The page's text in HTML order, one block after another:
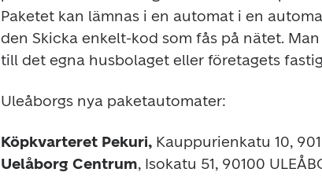
Paketet kan lämnas i en automat i en
den Skicka enkelt-kod som fås på nätet.
till det egna husbolaget eller företagets
Uleåborgs nya paketautomater:
Köpkvarteret Pekuri, Kauppurienkatu 10,
Uelåborg Centrum, Isokatu 51, 90100